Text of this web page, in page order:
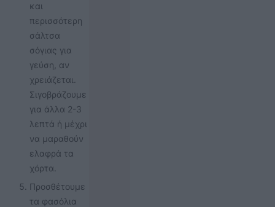
και
περισσότερη
σάλτσα
σόγιας για
γεύση, αν
χρειάζεται.
Σιγοβράζουμε
για άλλα 2-3
λεπτά ή μέχρι
να μαραθούν
ελαφρά τα
χόρτα.
Προσθέτουμε
τα φασόλια